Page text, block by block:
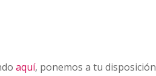
aquí, ponemos a tu disposición